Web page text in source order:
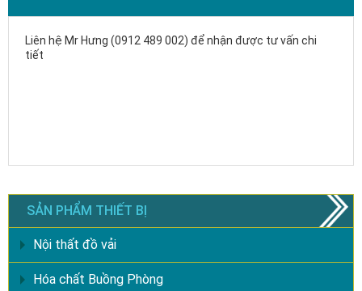
Liên hệ Mr Hưng (0912 489 002) để nhận được tư vấn chi
tiết
SẢN PHẨM THIẾT BỊ
Nội thất đồ vải
Hóa chất Buồng Phòng